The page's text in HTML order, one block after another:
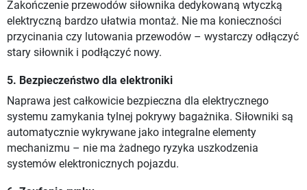
Zakończenie przewodów siłownika dedykowaną wtyczką
elektryczną bardzo ułatwia montaż. Nie ma konieczności
przycinania czy lutowania przewodów – wystarczy odłączyć
stary siłownik i podłączyć nowy.
5. Bezpieczeństwo dla elektroniki
Naprawa jest całkowicie bezpieczna dla elektrycznego
systemu zamykania tylnej pokrywy bagażnika. Siłowniki są
automatycznie wykrywane jako integralne elementy
mechanizmu – nie ma żadnego ryzyka uszkodzenia
systemów elektronicznych pojazdu.